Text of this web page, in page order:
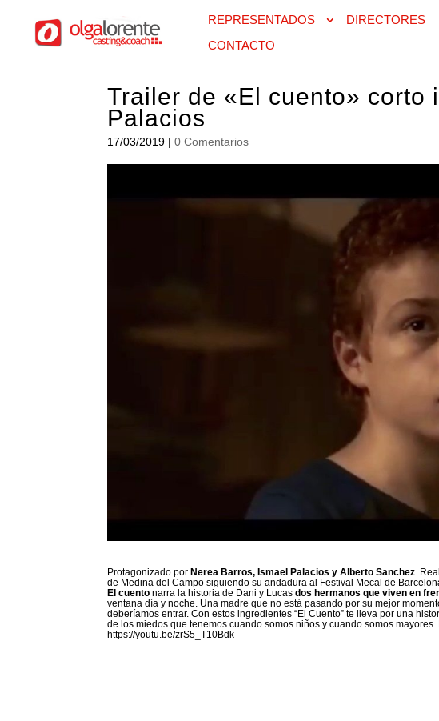
REPRESENTADOS DIRECTORES
CONTACTO
Trailer de «El cuento» corto
Palacios
17/03/2019 |0 Comentarios
Protagonizado por Nerea Barros, Ismael Palacios y Alberto Sanchez.
de Medina del Campo siguiendo su andadura al Festival Mecal de
El cuento narra la historia de Dani y Lucasdos hermanos que viven en
ventana día y noche. Una madre que no está pasando por su mejor
deberíamos entrar. Con estos ingredientes “El Cuento” te lleva por una
de los miedos que tenemos cuando somos niños y cuando somos
https://youtu.be/zrS5_T10Bdk